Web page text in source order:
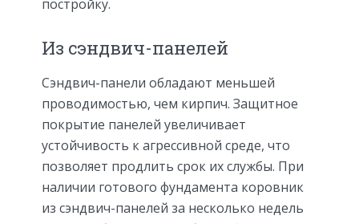
постройку.
Из сэндвич-панелей
Сэндвич-панели обладают меньшей
проводимостью, чем кирпич. Защитное
покрытие панелей увеличивает
устойчивость к агрессивной среде, что
позволяет продлить срок их службы. При
наличии готового фундамента коровник
из сэндвич-панелей за несколько недель